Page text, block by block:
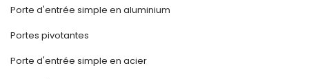
Porte d'entrée simple en aluminium
Portes pivotantes
Porte d'entrée simple en acier